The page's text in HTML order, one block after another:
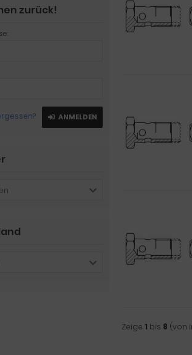
Zeige 1 bis 8 (von
zurück!
ANMELDEN